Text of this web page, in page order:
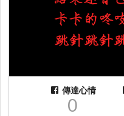
傳達心情
0